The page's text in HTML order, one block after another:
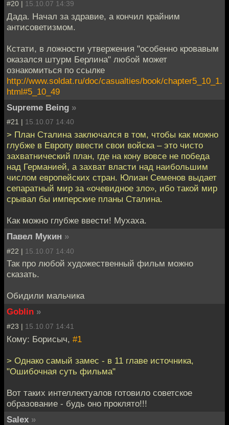
#20 | 15.10.07 14:39
Дада. Начал за здравие, а кончил крайним
антисоветизмом.
Кстати, в ложности утвержения "особенно кровавым
оказался штурм Берлина" любой может
ознакомиться по ссылке
http://www.soldat.ru/doc/casualties/book/chapter5_10_1.
html#5_10_49
Supreme Being »
#21 | 15.10.07 14:40
> План Сталина заключался в том, чтобы как можно
глубже в Европу ввести свои войска – это чисто
захватнический план, где на кону вовсе не победа
над Германией, а захват власти над наибольшим
числом европейских стран. Юлиан Семенов выдает
сепаратный мир за «очевидное зло», ибо такой мир
срывал бы имперские планы Сталина.
Как можно глубже ввести! Мухаха.
Павел Мукин »
#22 | 15.10.07 14:40
Так про любой художественный фильм можно
сказать.
Обидили мальчика
Goblin »
#23 | 15.10.07 14:41
Кому: Борисыч, #1
> Однако самый замес - в 11 главе источника,
"Ошибочная суть фильма"
Вот таких интеллектуалов готовило советское
образование - будь оно проклято!!!
Salex »